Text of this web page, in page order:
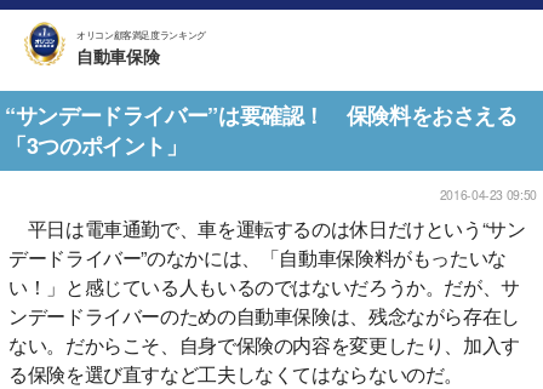
オリコン顧客満足度ランキング
自動車保険
“サンデードライバー”は要確認！ 保険料をおさえる
「3つのポイント」
2016-04-23 09:50
平日は電車通勤で、車を運転するのは休日だけという“サン
デードライバー”のなかには、「自動車保険料がもったいな
い！」と感じている人もいるのではないだろうか。だが、サ
ンデードライバーのための自動車保険は、残念ながら存在し
ない。だからこそ、自身で保険の内容を変更したり、加入す
る保険を選び直すなど工夫しなくてはならないのだ。